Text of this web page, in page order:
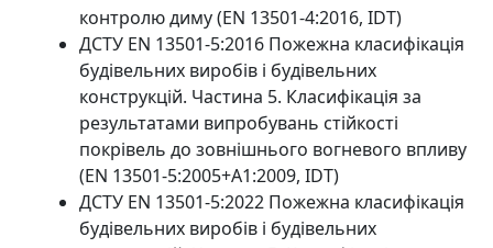
контролю диму (EN 13501-4:2016, IDT)
ДСТУ EN 13501-5:2016 Пожежна класифікація
будівельних виробів і будівельних
конструкцій. Частина 5. Класифікація за
результатами випробувань стійкості
покрівель до зовнішнього вогневого впливу
(EN 13501-5:2005+А1:2009, IDT)
ДСТУ EN 13501-5:2022 Пожежна класифікація
будівельних виробів і будівельних